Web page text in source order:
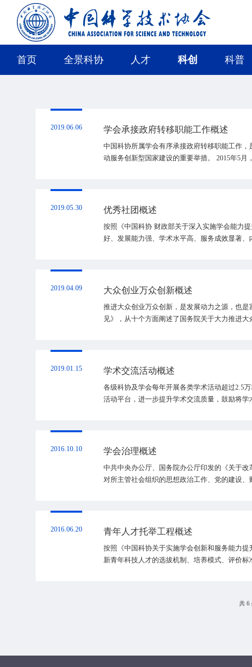
首页 全景科协 人才 科创 科普
2019.06.06 学会承接政府转移职能工作概述
中国科协所属学会有序承接政府转移职能工作
动服务创新型国家建设的重要举措。 2015年5
2019.05.30 优秀社团概述
按照《中国科协 财政部关于深入实施学会能力
好、发展能力强、学术水平高、服务成效显著
2019.04.09 大众创业万众创新概述
推进大众创业万众创新，是发展动力之源，也
见》，从十个方面阐述了国务院关于大力推进
2019.01.15 学术交流活动概述
各级科协及学会每年开展各类学术活动超过2.5
活动平台，进一步提升学术交流质量，鼓励将
2016.10.10 学会治理概述
中共中央办公厅、国务院办公厅印发的《关于
对所主管社会组织的思想政治工作、党的建设
2016.06.20 青年人才托举工程概述
按照《中国科协关于实施学会创新和服务能力
新青年科技人才的选拔机制、培养模式、评价
共 6